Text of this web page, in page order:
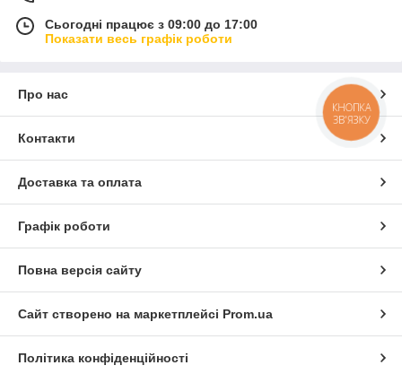
Сьогодні працює з 09:00 до 17:00
Показати весь графік роботи
Про нас
Контакти
Доставка та оплата
Графік роботи
Повна версія сайту
Сайт створено на маркетплейсі Prom.ua
Політика конфіденційності
КНОПКА
ЗВ'ЯЗКУ